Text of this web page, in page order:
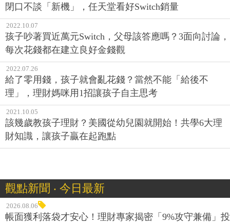
閉口不談「新機」，任天堂看好Switch銷量
2022.10.07
孩子吵著買近萬元Switch，父母該答應嗎？3面向討論，
每次花錢都在建立良好金錢觀
2022.07.26
給了零用錢，孩子就會亂花錢？當然不能「給後不
理」，理財媽咪用1招讓孩子自主思考
2021.10.05
該幾歲教孩子理財？美國從幼兒園就開始！共學6大理
財知識，讓孩子贏在起跑點
觀點新聞 ‧ 今日最新
2026.08.06
帳面獲利落袋才安心！理財專家揭密「9%攻守兼備」投